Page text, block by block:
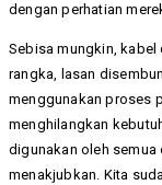
dengan perhatian
Sebisa mungkin, kabel
rangka, lasan
menggunakan proses
menghilangkan
digunakan oleh semua
menakjubkan. Kita